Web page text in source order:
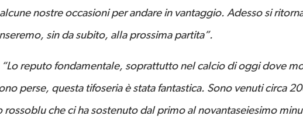
nostre occasioni per andare in vantaggio. Adesso si
sin da subito, alla prossima partita”.
“Lo reputo fondamentale, soprattutto nel calcio di oggi dove
perse, questa tifoseria è stata fantastica. Sono venuti circa
rossoblu che ci ha sostenuto dal primo al novantaseiesimo